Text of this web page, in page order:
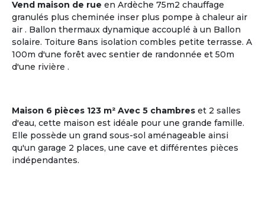
Vend maison de rue en Ardèche 75m2 chauffage
granulés plus cheminée inser plus pompe à chaleur air
air . Ballon thermaux dynamique accouplé à un Ballon
solaire. Toiture 8ans isolation combles petite terrasse. A
100m d'une forêt avec sentier de randonnée et 50m
d'une rivière .
Maison 6 pièces 123 m² Avec 5 chambres et 2 salles
d'eau, cette maison est idéale pour une grande famille.
Elle possède un grand sous-sol aménageable ainsi
qu'un garage 2 places, une cave et différentes pièces
indépendantes.
20 4 co-acheteurs souhaitent venir visiter
Plazac
Budget par coacheteur : 86,646 €
Plazac, Dordogne, Nouvelle-
Aquitaine